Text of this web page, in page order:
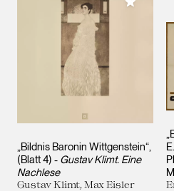
„Bildnis Baronin Wittgenstein“,
(Blatt 4) - Gustav Klimt. Eine
Nachlese
Gustav Klimt, Max Eisler